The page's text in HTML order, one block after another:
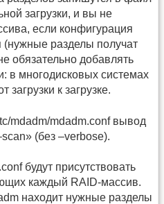
загрузки, и вы не
если конфигурация
(нужные разделы получат
обязательно добавлять
в многодисковых системах
загрузки к загрузке.
mdadm/mdadm.conf вывод
(без –verbose).
будут присутствовать
каждый RAID-массив.
находит нужные разделы